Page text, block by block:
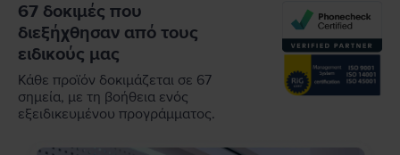
67 δοκιμές που
διεξήχθησαν από τους
ειδικούς μας
Κάθε προϊόν δοκιμάζεται σε 67
σημεία, με τη βοήθεια ενός
εξειδικευμένου προγράμματος.